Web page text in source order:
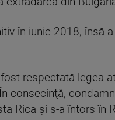
în iunie 2018, însă
respectată legea
consecinţă,
Rica şi s-a întors în